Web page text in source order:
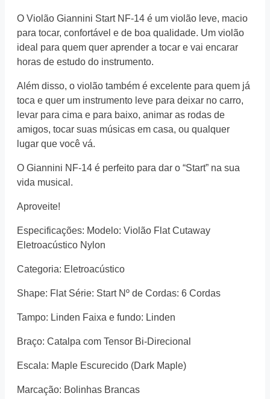
O Violão Giannini Start NF-14 é um violão leve, macio
para tocar, confortável e de boa qualidade. Um violão
ideal para quem quer aprender a tocar e vai encarar
horas de estudo do instrumento.
Além disso, o violão também é excelente para quem já
toca e quer um instrumento leve para deixar no carro,
levar para cima e para baixo, animar as rodas de
amigos, tocar suas músicas em casa, ou qualquer
lugar que você vá.
O Giannini NF-14 é perfeito para dar o “Start” na sua
vida musical.
Aproveite!
Especificações: Modelo: Violão Flat Cutaway
Eletroacústico Nylon
Categoria: Eletroacústico
Shape: Flat Série: Start Nº de Cordas: 6 Cordas
Tampo: Linden Faixa e fundo: Linden
Braço: Catalpa com Tensor Bi-Direcional
Escala: Maple Escurecido (Dark Maple)
Marcação: Bolinhas Brancas